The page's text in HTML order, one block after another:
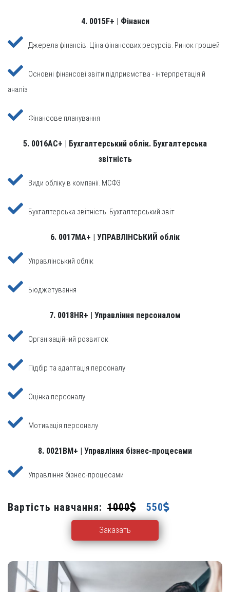
4. 0015F+ | Фінанси
Джерела фінансів. Ціна фінансових ресурсів. Ринок грошей
Основні фінансові звіти підприємства - інтерпретація й
аналіз
Фінансове планування
5. 0016AC+ | Бухгалтерський облік. Бухгалтерська
звітність
Види обліку в компанії. МСФЗ
Бухгалтерська звітність. Бухгалтерський звіт
6. 0017MA+ | УПРАВЛІНСЬКИЙ облік
Управлінський облік
Бюджетування
7. 0018HR+ | Управління персоналом
Організаційний розвиток
Підбір та адаптація персоналу
Оцінка персоналу
Мотивація персоналу
8. 0021BM+ | Управління бізнес-процесами
Управління бізнес-процесами
Вартість навчання: 1000 550
Заказать